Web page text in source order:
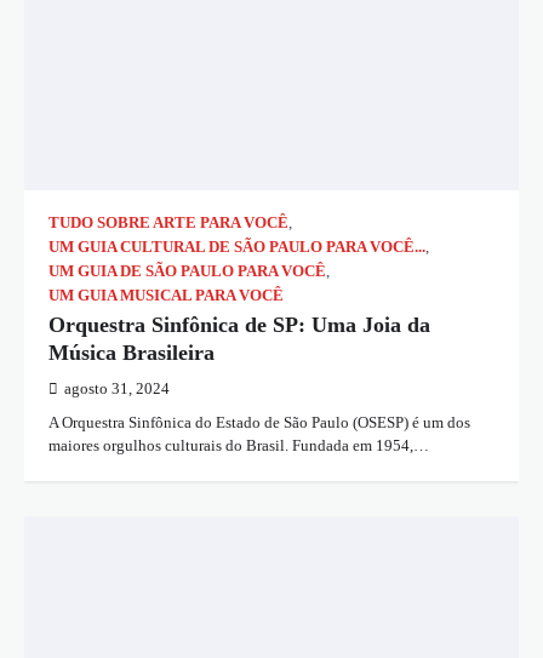
TUDO SOBRE ARTE PARA VOCÊ,
UM GUIA CULTURAL DE SÃO PAULO PARA VOCÊ...,
UM GUIA DE SÃO PAULO PARA VOCÊ,
UM GUIA MUSICAL PARA VOCÊ
Orquestra Sinfônica de SP: Uma Joia da
Música Brasileira
agosto 31, 2024
A Orquestra Sinfônica do Estado de São Paulo (OSESP) é um dos
maiores orgulhos culturais do Brasil. Fundada em 1954,…